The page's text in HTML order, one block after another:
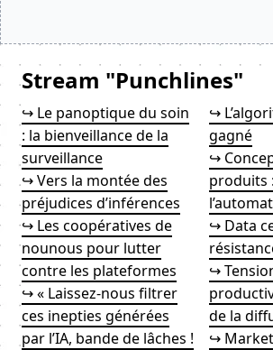
Stream "Punchlines"
↪ Le panoptique du soin
: la bienveillance de la
surveillance
↪ Vers la montée des
préjudices d’inférences
↪ Les coopératives de
nounous pour lutter
contre les plateformes
↪ « Laissez-nous filtrer
ces inepties générées
par l’IA, bande de lâches !
↪
gagné
↪
produits
↪ Data
↪
de la
↪